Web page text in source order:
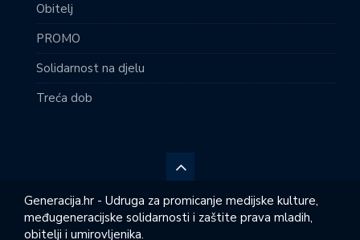
Obitelj
PROMO
Solidarnost na djelu
Treća dob
Generacija.hr - Udruga za promicanje medijske kulture,
međugeneracijske solidarnosti i zaštite prava mladih,
obitelji i umirovljenika.